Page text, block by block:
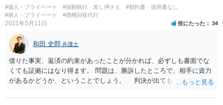
#個人・プライベート #強制執行・差し押さえ
#契約書・借用書なし
#個人・プライベート
#債権回収代行
2021年5月11日 役にたった 34
和田 史郎 弁護士
借りた事実、返済の約束があったことが分かれば、必ずしも書面でな
くても証拠にはなり得ます。 問題は、勝訴したところで、相手に資力
があるかどうか、ということでしょう。 判決が出ても、無い袖を振